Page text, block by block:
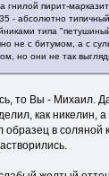
гнилой пирит-
- абсолютно типичный
типа
не с битумом, а с
но они не так
то Вы - Михаил.
как никелин,
образец в соляной